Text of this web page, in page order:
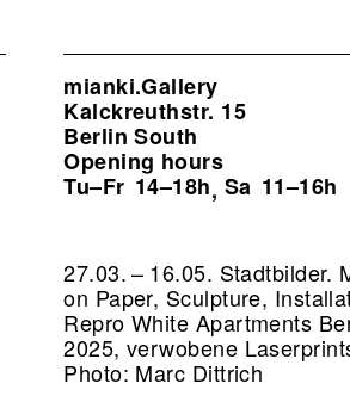
mianki.Gallery
Kalckreuthstr. 15
Berlin South
Opening hours
Tu–Fr 14–18h, Sa 11–16h
27.03. – 16.05. Stadtbilder.
on Paper, Sculpture,
Repro White Apartments
2025, verwobene
Photo: Marc Dittrich